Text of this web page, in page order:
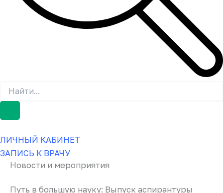
ЛИЧНЫЙ КАБИНЕТ
ЗАПИСЬ К ВРАЧУ
Новости и мероприятия
Путь в большую науку: Выпуск аспирантуры